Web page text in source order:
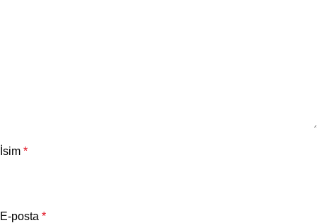
İsim *
E-posta *